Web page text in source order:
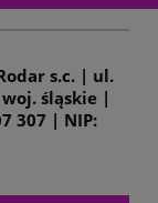
s.c. | ul.
śląskie |
307 | NIP: